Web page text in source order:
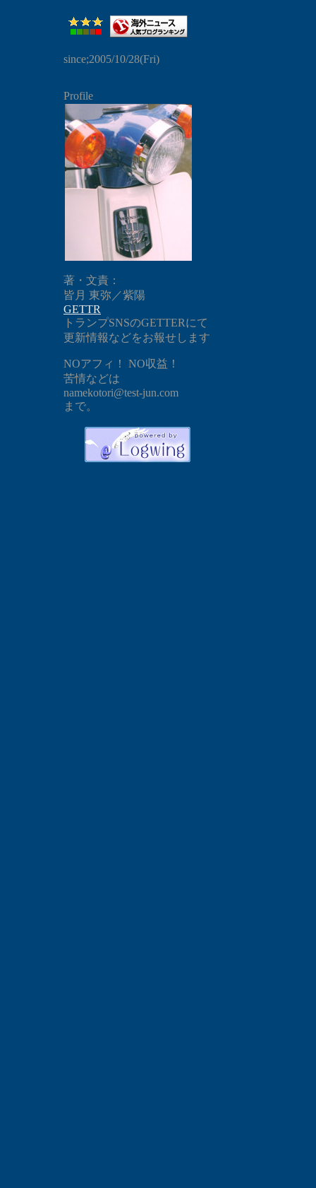
since;2005/10/28(Fri)
Profile
著・文責：
皆月 東弥／紫陽
GETTR
トランプSNSのGETTERにて
更新情報などをお報せします
NOアフィ！ NO収益！
苦情などは
namekotori@test-jun.com
まで。